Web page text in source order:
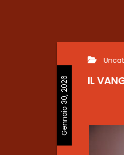
Gennaio 30, 2026
IL